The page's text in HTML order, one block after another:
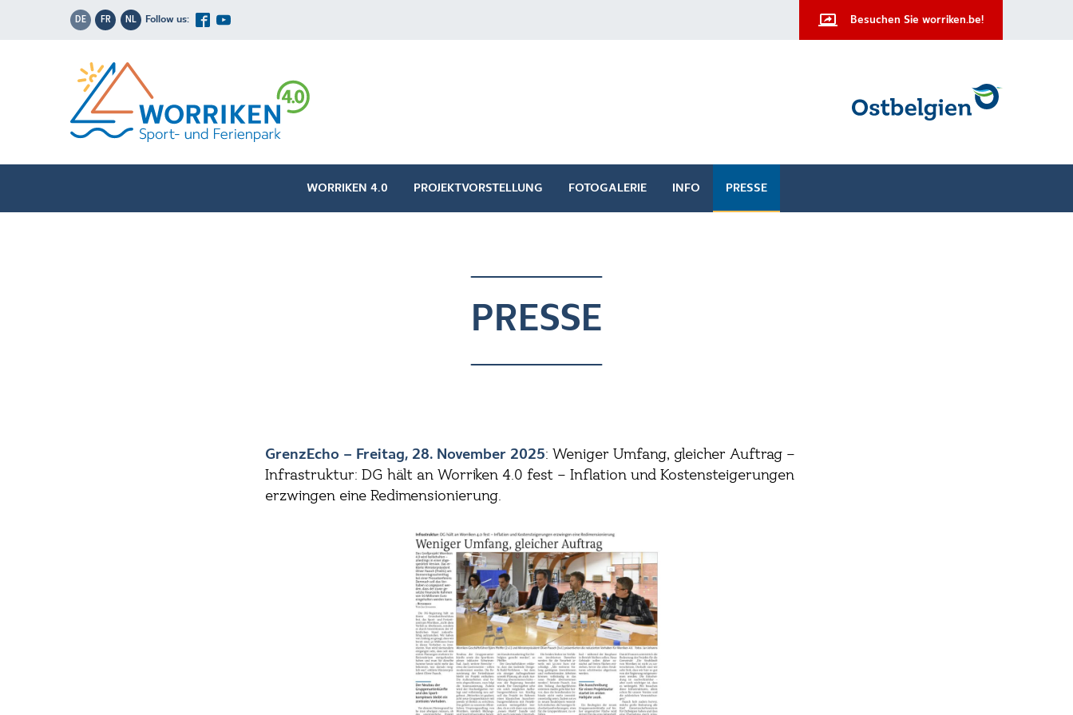
DE FR NL Besuchen Sie worriken.be!
WORRIKEN 4.0 PROJEKTVORSTELLUNG FOTOGALERIE INFO PRESSE
PRESSE
GrenzEcho – Freitag, 28. November 2025: Weniger Umfang, gleicher Auftrag –
Infrastruktur: DG hält an Worriken 4.0 fest – Inflation und Kostensteigerungen
erzwingen eine Redimensionierung.